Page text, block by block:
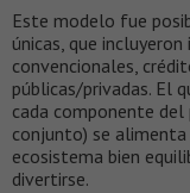
Este modelo fue
únicas, que
convencionales,
públicas/privadas. El
cada componente
conjunto) se
ecosistema bien
divertirse.